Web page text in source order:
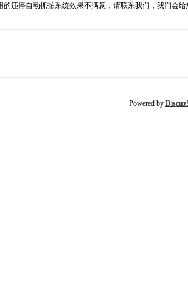
违停自动抓拍系统效果不满意，请联系我们，我们会给
Powered by